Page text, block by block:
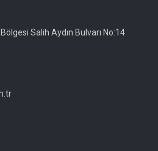
Salih Aydın Bulvarı No:14